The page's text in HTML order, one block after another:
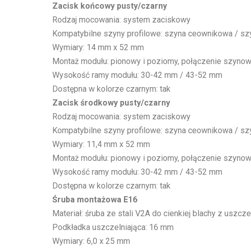
Zacisk końcowy pusty/czarny
Rodzaj mocowania: system zaciskowy
Kompatybilne szyny profilowe: szyna ceownikowa /
Wymiary: 14 mm x 52 mm
Montaż modułu: pionowy i poziomy, połączenie
Wysokość ramy modułu: 30-42 mm / 43-52 mm
Dostępna w kolorze czarnym: tak
Zacisk środkowy pusty/czarny
Rodzaj mocowania: system zaciskowy
Kompatybilne szyny profilowe: szyna ceownikowa /
Wymiary: 11,4 mm x 52 mm
Montaż modułu: pionowy i poziomy, połączenie
Wysokość ramy modułu: 30-42 mm / 43-52 mm
Dostępna w kolorze czarnym: tak
Śruba montażowa E16
Materiał: śruba ze stali V2A do cienkiej blachy z
Podkładka uszczelniająca: 16 mm
Wymiary: 6,0 x 25 mm